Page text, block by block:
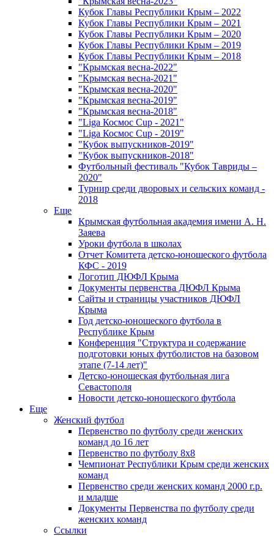
Кубок Главы Республики Крым – 2022
Кубок Главы Республики Крым – 2021
Кубок Главы Республики Крым – 2020
Кубок Главы Республики Крым – 2019
Кубок Главы Республики Крым – 2018
"Крымская весна-2022"
"Крымская весна-2021"
"Крымская весна-2020"
"Крымская весна-2019"
"Крымская весна-2018"
"Liga Космос Cup - 2021"
"Liga Космос Cup - 2019"
"Кубок выпускников-2019"
"Кубок выпускников-2018"
Футбольный фестиваль "Кубок Тавриды –
2020"
Турнир среди дворовых и сельских команд -
2018
Еще
Крымская футбольная академия имени А. Н.
Заяева
Уроки футбола в школах
Отчет Комитета детско-юношеского футбола
КФС - 2019
Логотип ДЮФЛ Крыма
Документы первенства ДЮФЛ Крыма
Сайты и страницы участников ДЮФЛ
Крыма
Год детско-юношеского футбола в
Республике Крым
Конференция "Структура и содержание
подготовки юных футболистов на базовом
этапе (7-14 лет)"
Детско-юношеская футбольная лига
Севастополя
Новости детско-юношеского футбола
Еще
Женский футбол
Первенство по футболу среди женских
команд до 16 лет
Первенство по футболу 8х8
Чемпионат Республики Крым среди женских
команд
Первенство среди женских команд 2000 г.р.
и младше
Документы Первенства по футболу среди
женских команд
Ссылки